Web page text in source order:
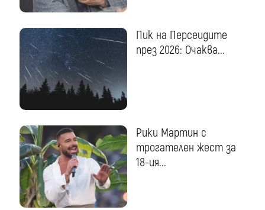
Пик на Персеидите
през 2026: Очаква...
Рики Мартин с
трогателен жест за
18-ия...